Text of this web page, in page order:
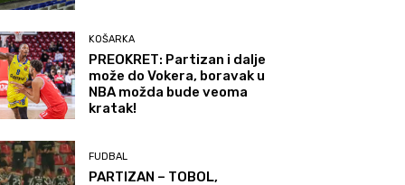
KOŠARKA
PREOKRET: Partizan i dalje
može do Vokera, boravak u
NBA možda bude veoma
kratak!
FUDBAL
PARTIZAN – TOBOL,